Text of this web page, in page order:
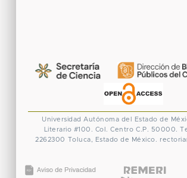
Universidad Autónoma del Estado de
Literario #100. Col. Centro C.P. 50000.
2262300 Toluca, Estado de México.